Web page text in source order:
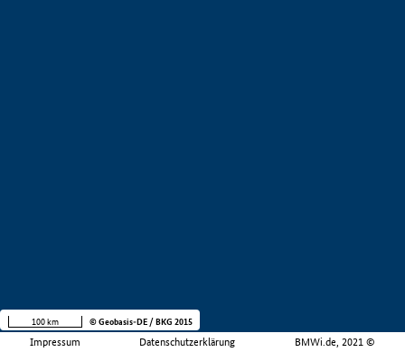
Impressum Datenschutzerklärung BMWi.de, 2021 ©
100 km © Geobasis-DE / BKG 2015